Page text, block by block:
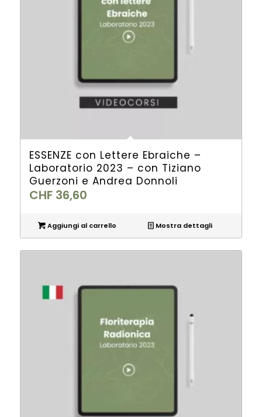
ESSENZE con Lettere Ebraiche –
Laboratorio 2023 – con Tiziano
Guerzoni e Andrea Donnoli
CHF36,60
Aggiungi al carrello Mostra dettagli